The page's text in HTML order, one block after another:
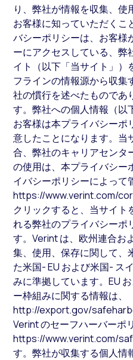
り、弊社が情報を収集、使
お客様に知っていただくこ
バシーポリシーは、お客様
ーにアクセスしている、弊
イト（以下「当サイト」）
フラインの情報源から収集
社の慣行を述べたものであ
す。弊社への個人情報（以
お客様は本プライバシーポ
意したことになります。当
合、弊社のキャリアセンタ
の使用は、本プライバシー
イバシーポリシーによって
https://www.verint.com/
クリックすると、当サイト
れる弊社のプライバシーポ
す。Verint は、欧州連合お
集、使用、保存に関して、
た米国- EU および米国- ス
みに準拠しています。EU
ー枠組みに関する情報は、
http://export.gov/
Verint のセーフハーバーポ
https://www.verint.com/
す。弊社が収集する個人情